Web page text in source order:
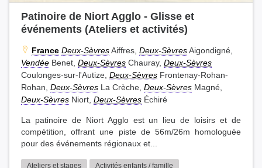
Patinoire de Niort Agglo - Glisse et
événements (Ateliers et activités)
France Deux-SèvresAiffres, Deux-SèvresAigondigné,
Vendée Benet, Deux-Sèvres Chauray, Deux-Sèvres
Coulonges-sur-l'Autize, Deux-Sèvres Frontenay-Rohan-
Rohan, Deux-Sèvres La Crèche, Deux-Sèvres Magné,
Deux-Sèvres Niort, Deux-Sèvres Échiré
La patinoire de Niort Agglo est un lieu de loisirs et de
compétition, offrant une piste de 56m/26m homologuée
pour des événements régionaux et...
Ateliers et stages Activités enfants / famille